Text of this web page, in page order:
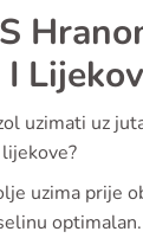
uzimati uz
uzima prije
optimalan.